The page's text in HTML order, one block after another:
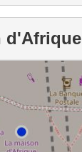
d'Afrique